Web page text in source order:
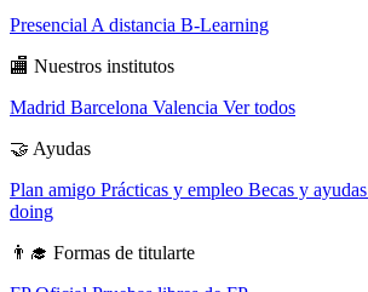
Presencial A distancia B-Learning
🏬 Nuestros institutos
Madrid Barcelona Valencia Ver todos
🤝 Ayudas
Plan amigo Prácticas y empleo Becas y ayudas
doing
👨‍🎓 Formas de titularte